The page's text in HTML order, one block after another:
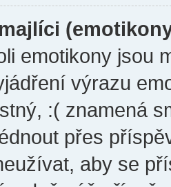
emotikony jsou
výrazu
:( znamená
přes
aby se